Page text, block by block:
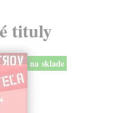
tituly
na sklade